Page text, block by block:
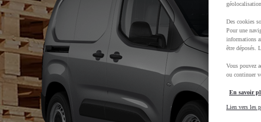
Des cookies
Pour une
informations
être déposés.
Vous pouvez
ou continuer
En savoir
Lien vers les